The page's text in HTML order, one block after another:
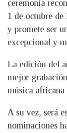
ceremonia
1 de octubre de
y promete ser
excepcional y
La edición del
mejor
música
A su vez, será
nominaciones